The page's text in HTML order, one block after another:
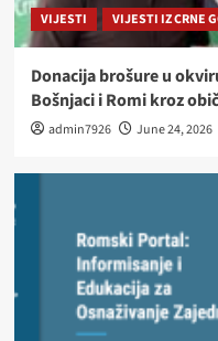
VIJESTI VIJESTI IZ CRNE
Donacija brošure u
Bošnjaci i Romi kroz
admin7926 June 24, 2026